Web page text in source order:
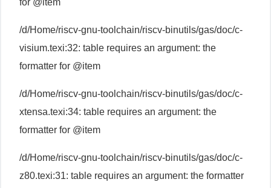
for @item
/d/Home/riscv-gnu-toolchain/riscv-binutils/gas/doc/c-
visium.texi:32: table requires an argument: the
formatter for @item
/d/Home/riscv-gnu-toolchain/riscv-binutils/gas/doc/c-
xtensa.texi:34: table requires an argument: the
formatter for @item
/d/Home/riscv-gnu-toolchain/riscv-binutils/gas/doc/c-
z80.texi:31: table requires an argument: the formatter